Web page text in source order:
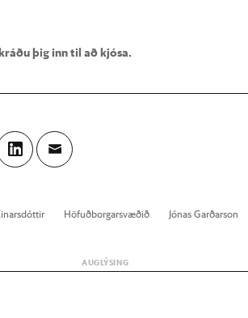
þig inn til að kjósa.
Höf­uð­borg­ar­svæð­ið Jón­as Garð­ar­son